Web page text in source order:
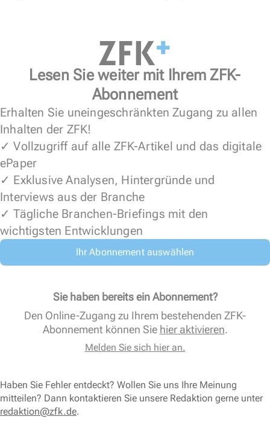
Lesen Sie weiter mit Ihrem ZFK-
Abonnement
Erhalten Sie uneingeschränkten Zugang zu allen
Inhalten der ZFK!
✓ Vollzugriff auf alle ZFK-Artikel und das digitale
ePaper
✓ Exklusive Analysen, Hintergründe und
Interviews aus der Branche
✓ Tägliche Branchen-Briefings mit den
wichtigsten Entwicklungen
Ihr Abonnement auswählen
Sie haben bereits ein Abonnement?
Den Online-Zugang zu Ihrem bestehenden ZFK-
Abonnement können Sie hier aktivieren.
Melden Sie sich hier an.
Haben Sie Fehler entdeckt? Wollen Sie uns Ihre Meinung
mitteilen? Dann kontaktieren Sie unsere Redaktion gerne unter
redaktion@zfk.de.